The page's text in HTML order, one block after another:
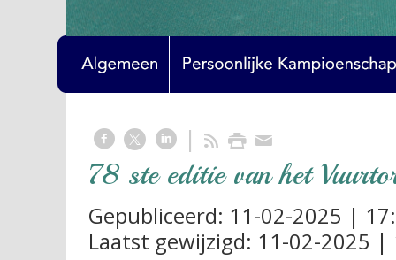
78 ste editie van het
Gepubliceerd: 11-02-2025 |
Laatst gewijzigd: 11-02-2025 |